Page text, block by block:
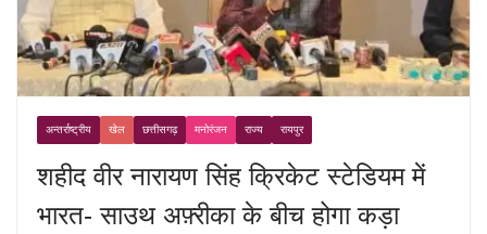
अन्तर्राष्ट्रीय खेल छत्तीसगढ़ मनोरंजन राज्य रायपुर
शहीद वीर नारायण सिंह क्रिकेट स्टेडियम में
भारत- साउथ अफ़्रीका के बीच होगा कड़ा